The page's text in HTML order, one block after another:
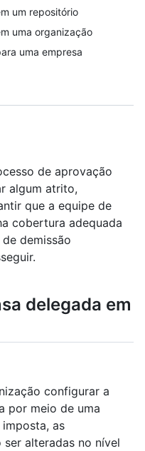
um repositório
uma organização
uma empresa
de aprovação
algum atrito,
que a equipe de
cobertura adequada
demissão
delegada em
configurar a
por meio de uma
as
alteradas no nível